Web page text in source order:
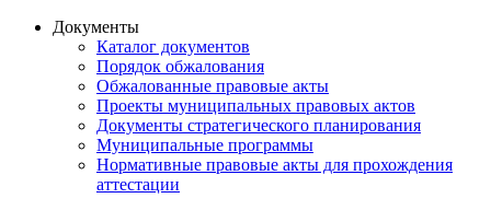
Документы
Каталог документов
Порядок обжалования
Обжалованные правовые акты
Проекты муниципальных правовых актов
Документы стратегического планирования
Муниципальные программы
Нормативные правовые акты для прохождения
аттестации